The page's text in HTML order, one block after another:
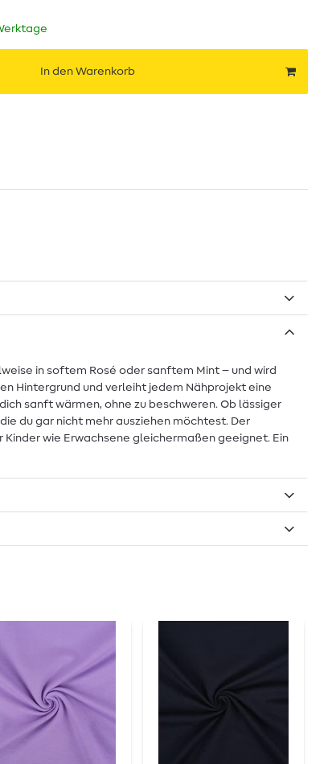
In den Warenkorb
in softem Rosé oder sanftem Mint – und wird
Hintergrund und verleiht jedem Nähprojekt eine
sanft wärmen, ohne zu beschweren. Ob lässiger
du gar nicht mehr ausziehen möchtest. Der
wie Erwachsene gleichermaßen geeignet. Ein